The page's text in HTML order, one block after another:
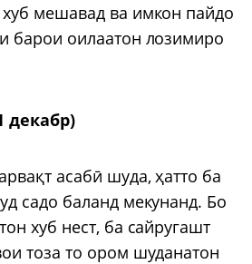
мешавад ва имкон пайдо
барои оилаатон лозимиро
декабр)
асабӣ шуда, ҳатто ба
садо баланд мекунанд. Бо
хуб нест, ба сайругашт
тоза то ором шуданатон